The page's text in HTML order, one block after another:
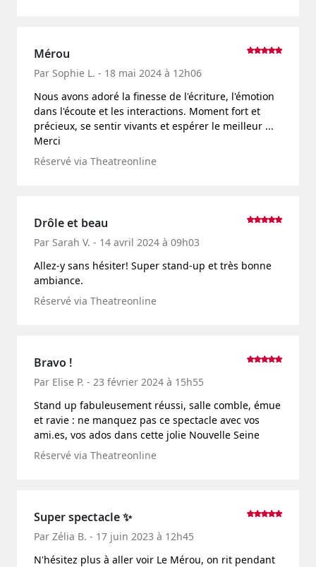
Mérou
Par Sophie L. - 18 mai 2024 à 12h06
Nous avons adoré la finesse de l'écriture, l'émotion
dans l'écoute et les interactions. Moment fort et
précieux, se sentir vivants et espérer le meilleur ...
Merci
Réservé via Theatreonline
Drôle et beau
Par Sarah V. - 14 avril 2024 à 09h03
Allez-y sans hésiter! Super stand-up et très bonne
ambiance.
Réservé via Theatreonline
Bravo !
Par Elise P. - 23 février 2024 à 15h55
Stand up fabuleusement réussi, salle comble, émue
et ravie : ne manquez pas ce spectacle avec vos
ami.es, vos ados dans cette jolie Nouvelle Seine
Réservé via Theatreonline
Super spectacle ✨
Par Zélia B. - 17 juin 2023 à 12h45
N'hésitez plus à aller voir Le Mérou, on rit pendant